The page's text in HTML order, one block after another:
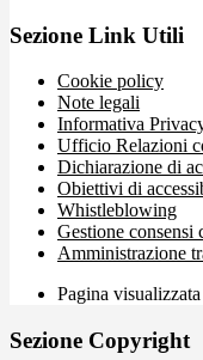
Sezione Link Utili
Cookie policy
Note legali
Informativa
Ufficio Relazioni
Dichiarazione di
Obiettivi di
Whistleblowing
Gestione consensi
Amministrazione
Pagina visualizzata
Sezione Copyright